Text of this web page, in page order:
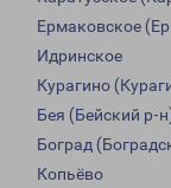
Ермаковское
Идринское
Курагино
Бея (Бейский р-
Боград
Копьёво